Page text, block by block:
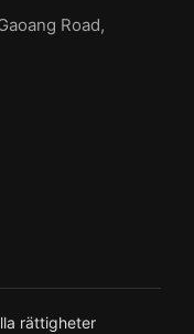
Road,
rättigheter